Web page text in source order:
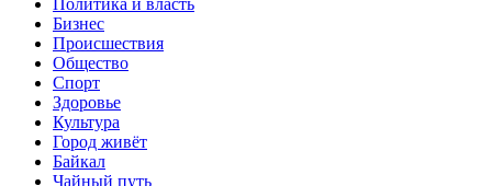
Бизнес
Происшествия
Общество
Cпорт
Здоровье
Культура
Город живёт
Байкал
Чайный путь